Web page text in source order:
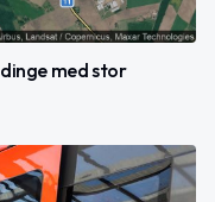
med stor